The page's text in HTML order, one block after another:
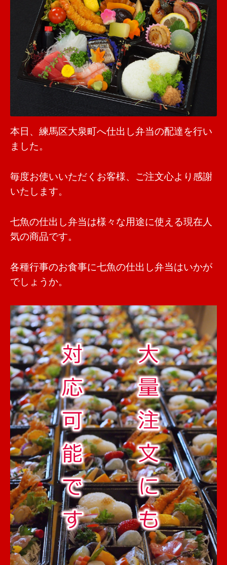
本日、練馬区大泉町へ仕出し弁当の配達を行い
ました。
毎度お使いいただくお客様、ご注文心より感謝
いたします。
七魚の仕出し弁当は様々な用途に使える現在人
気の商品です。
各種行事のお食事に七魚の仕出し弁当はいかが
でしょうか。